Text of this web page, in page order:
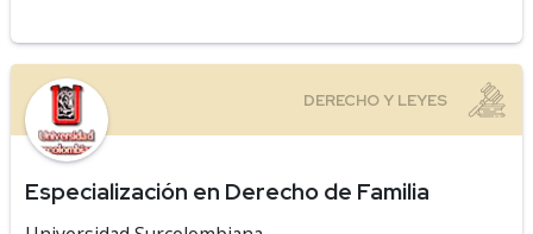
Especialización en Derecho de Familia